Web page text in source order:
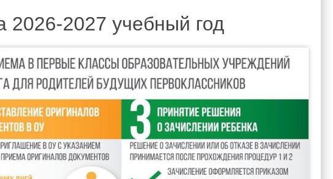
2026-2027 учебный год